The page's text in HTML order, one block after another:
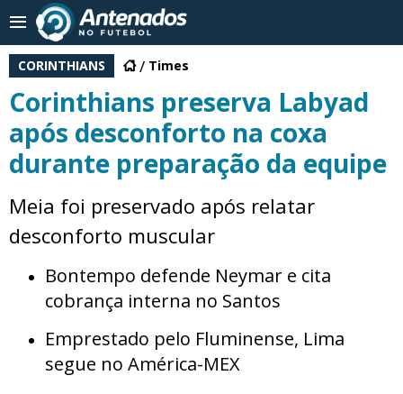
CORINTHIANS Times
Corinthians preserva Labyad
após desconforto na coxa
durante preparação da equipe
Meia foi preservado após relatar
desconforto muscular
Bontempo defende Neymar e cita
cobrança interna no Santos
Emprestado pelo Fluminense, Lima
segue no América-MEX